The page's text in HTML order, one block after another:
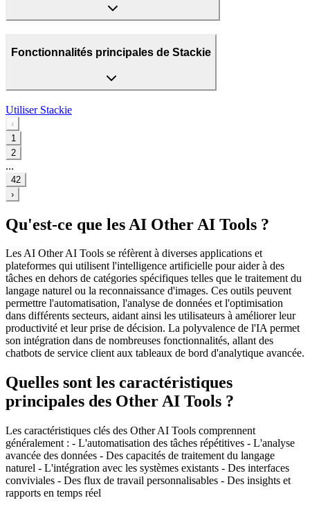
Fonctionnalités principales de Stackie
Utiliser Stackie
‹
1
2
...
42
›
Qu'est-ce que les AI Other AI Tools ?
Les AI Other AI Tools se réfèrent à diverses applications et
plateformes qui utilisent l'intelligence artificielle pour aider à des
tâches en dehors de catégories spécifiques telles que le traitement du
langage naturel ou la reconnaissance d'images. Ces outils peuvent
permettre l'automatisation, l'analyse de données et l'optimisation
dans différents secteurs, aidant ainsi les utilisateurs à améliorer leur
productivité et leur prise de décision. La polyvalence de l'IA permet
son intégration dans de nombreuses fonctionnalités, allant des
chatbots de service client aux tableaux de bord d'analytique avancée.
Quelles sont les caractéristiques
principales des Other AI Tools ?
Les caractéristiques clés des Other AI Tools comprennent
généralement : - L'automatisation des tâches répétitives - L'analyse
avancée des données - Des capacités de traitement du langage
naturel - L'intégration avec les systèmes existants - Des interfaces
conviviales - Des flux de travail personnalisables - Des insights et
rapports en temps réel